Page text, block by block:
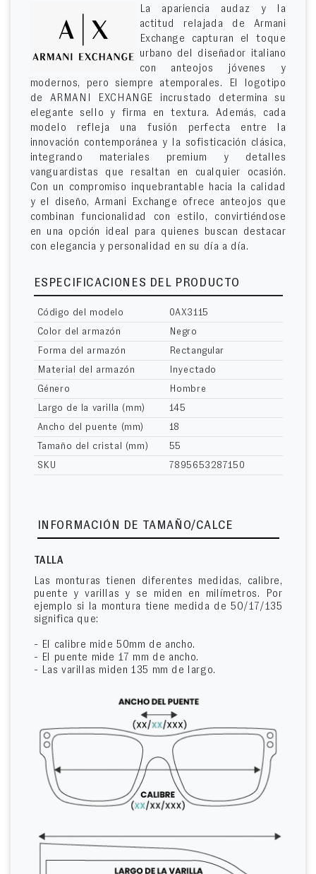
La apariencia audaz y la
actitud relajada de Armani
Exchange capturan el toque
urbano del diseñador italiano
con anteojos jóvenes y
modernos, pero siempre atemporales. El logotipo
de ARMANI EXCHANGE incrustado determina su
elegante sello y firma en textura. Además, cada
modelo refleja una fusión perfecta entre la
innovación contemporánea y la sofisticación clásica,
integrando materiales premium y detalles
vanguardistas que resaltan en cualquier ocasión.
Con un compromiso inquebrantable hacia la calidad
y el diseño, Armani Exchange ofrece anteojos que
combinan funcionalidad con estilo, convirtiéndose
en una opción ideal para quienes buscan destacar
con elegancia y personalidad en su día a día.
ESPECIFICACIONES DEL PRODUCTO
Código del modelo
0AX3115
Color del armazón
Negro
Forma del armazón
Rectangular
Material del armazón
Inyectado
Género
Hombre
Largo de la varilla (mm)
145
Ancho del puente (mm)
18
Tamaño del cristal (mm)
55
SKU
7895653287150
INFORMACIÓN DE TAMAÑO/CALCE
TALLA
Las monturas tienen diferentes medidas, calibre,
puente y varillas y se miden en milímetros. Por
ejemplo si la montura tiene medida de 50/17/135
significa que:
- El calibre mide 50mm de ancho.
- El puente mide 17 mm de ancho.
- Las varillas miden 135 mm de largo.